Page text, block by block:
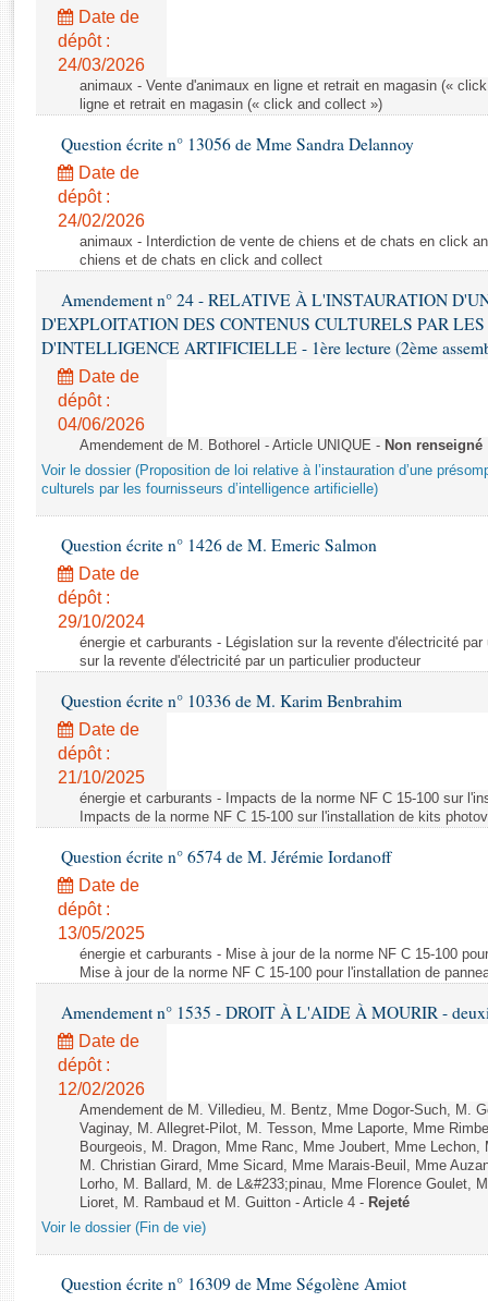
Rapports législatifs
Rapports sur l'application des lois
Baromètre de l’application des lois
Dossiers législatifs
Budget et sécurité sociale
Questions écrites et orales
Comptes rendus des débats
Date de
dépôt :
24/03/2026
animaux - Vente d'animaux en ligne et retrait en magasin («
ligne et retrait en magasin (« click and collect »)
Question écrite n° 13056 de Mme Sandra Delannoy
Date de
dépôt :
24/02/2026
animaux - Interdiction de vente de chiens et de chats en click
chiens et de chats en click and collect
Amendement n° 24 - RELATIVE À L'INSTAURATION
D'EXPLOITATION DES CONTENUS CULTURELS PAR LES
D'INTELLIGENCE ARTIFICIELLE - 1ère lecture (2ème
Date de
dépôt :
04/06/2026
Amendement de M. Bothorel - Article UNIQUE - Non renseigné
Voir le dossier (Proposition de loi relative à l’instauration d’une
culturels par les fournisseurs d’intelligence artificielle)
Question écrite n° 1426 de M. Emeric Salmon
Date de
dépôt :
29/10/2024
énergie et carburants - Législation sur la revente d'électricité
sur la revente d'électricité par un particulier producteur
Question écrite n° 10336 de M. Karim Benbrahim
Date de
dépôt :
21/10/2025
énergie et carburants - Impacts de la norme NF C 15-100 sur
Impacts de la norme NF C 15-100 sur l'installation de kits
Question écrite n° 6574 de M. Jérémie Iordanoff
Date de
dépôt :
13/05/2025
énergie et carburants - Mise à jour de la norme NF C 15-100
Mise à jour de la norme NF C 15-100 pour l'installation de
Amendement n° 1535 - DROIT À L'AIDE À MOURIR -
Date de
dépôt :
12/02/2026
Amendement de M. Villedieu, M. Bentz, Mme Dogor-Such, M.
Vaginay, M. Allegret-Pilot, M. Tesson, Mme Laporte, Mme
Bourgeois, M. Dragon, Mme Ranc, Mme Joubert, Mme
M. Christian Girard, Mme Sicard, Mme Marais-Beuil, Mme
Lorho, M. Ballard, M. de L&#233;pinau, Mme Florence Goulet,
Lioret, M. Rambaud et M. Guitton - Article 4 - Rejeté
Voir le dossier (Fin de vie)
Question écrite n° 16309 de Mme Ségolène Amiot